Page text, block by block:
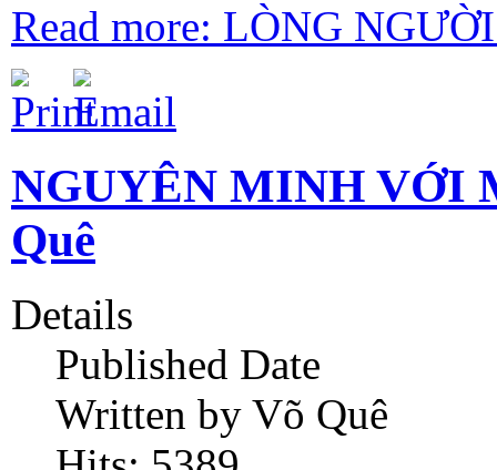
Read more: LÒNG
NGUYÊN MINH VỚI
Quê
Details
Published Date
Written by Võ Quê